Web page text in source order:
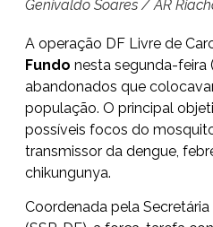
Genivaldo Soares / AR
A operação DF Livre de
Fundo nesta segunda-feira
abandonados que
população. O principal
possíveis focos do
transmissor da dengue,
chikungunya.
Coordenada pela